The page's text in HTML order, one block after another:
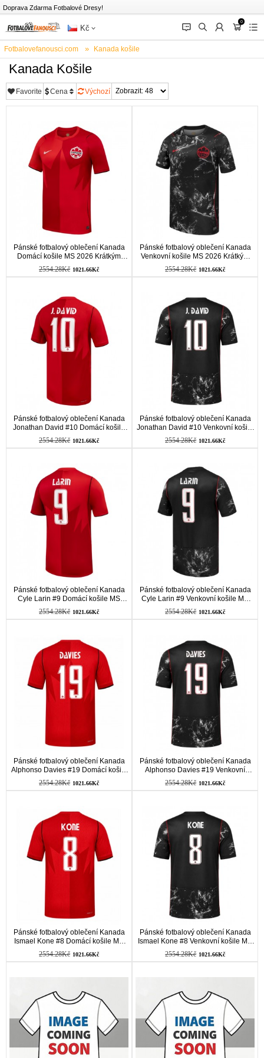
Doprava Zdarma Fotbalové Dresy!
Kč 󰂱 󰂨 󰃳
0
󰃦 󰃖
Fotbalovefanousci.com Kanada košile
Kanada Košile
Favorite Cena Výchozí
Pánské fotbalový oblečení Kanada
Domácí košile MS 2026 Krátkým
Rukávem
2554.28Kč 1021.66Kč
Pánské fotbalový oblečení Kanada
Venkovní košile MS 2026 Krátkým
Rukávem
2554.28Kč 1021.66Kč
Pánské fotbalový oblečení Kanada
Jonathan David #10 Domácí košile
MS 2026 Krátkým Rukávem
2554.28Kč 1021.66Kč
Pánské fotbalový oblečení Kanada
Jonathan David #10 Venkovní košile
MS 2026 Krátkým Rukávem
2554.28Kč 1021.66Kč
Pánské fotbalový oblečení Kanada
Cyle Larin #9 Domácí košile MS
2026 Krátkým Rukávem
2554.28Kč 1021.66Kč
Pánské fotbalový oblečení Kanada
Cyle Larin #9 Venkovní košile MS
2026 Krátkým Rukávem
2554.28Kč 1021.66Kč
Pánské fotbalový oblečení Kanada
Alphonso Davies #19 Domácí košile
MS 2026 Krátkým Rukávem
2554.28Kč 1021.66Kč
Pánské fotbalový oblečení Kanada
Alphonso Davies #19 Venkovní
košile MS 2026 Krátkým Rukávem
2554.28Kč 1021.66Kč
Pánské fotbalový oblečení Kanada
Ismael Kone #8 Domácí košile MS
2026 Krátkým Rukávem
2554.28Kč 1021.66Kč
Pánské fotbalový oblečení Kanada
Ismael Kone #8 Venkovní košile MS
2026 Krátkým Rukávem
2554.28Kč 1021.66Kč